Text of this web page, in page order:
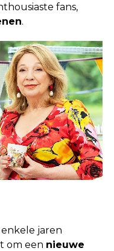
fans,
.
jaren
om een nieuwe